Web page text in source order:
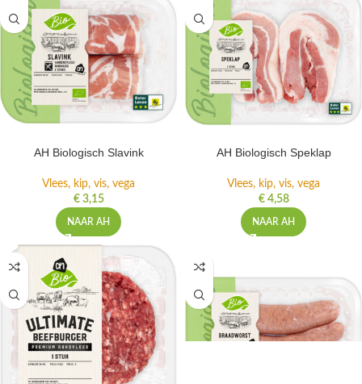
AH Biologisch Slavink
Vlees, kip, vis, vega
€3,15
NAAR AH
AH Biologisch Speklap
Vlees, kip, vis, vega
€4,58
NAAR AH